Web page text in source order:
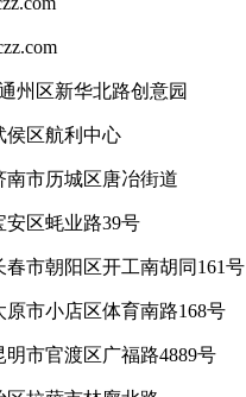
州区新华北路创意园
区航利中心
历城区唐冶街道
蚝业路39号
朝阳区开工南胡同161号
小店区体育南路168号
官渡区广福路4889号